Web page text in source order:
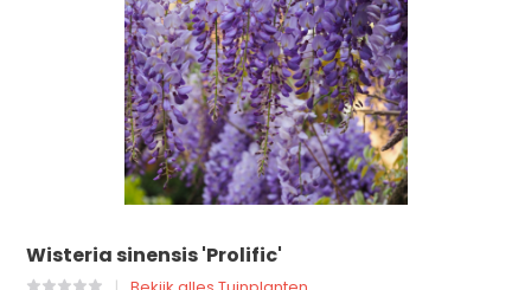
Wisteria sinensis 'Prolific'